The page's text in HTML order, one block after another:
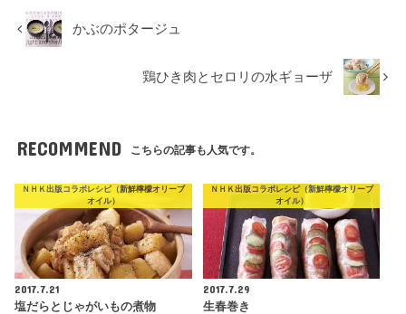
かぶのポタージュ
鶏ひき肉とセロリの水ギョーザ
RECOMMEND こちらの記事も人気です。
ＮＨＫ出版コラボレシピ（新鮮檸檬オリーブ
オイル）
2017.7.21
塩だらとじゃがいもの煮物
ＮＨＫ出版コラボレシピ（新鮮檸檬オリーブ
オイル）
2017.7.29
生春巻き